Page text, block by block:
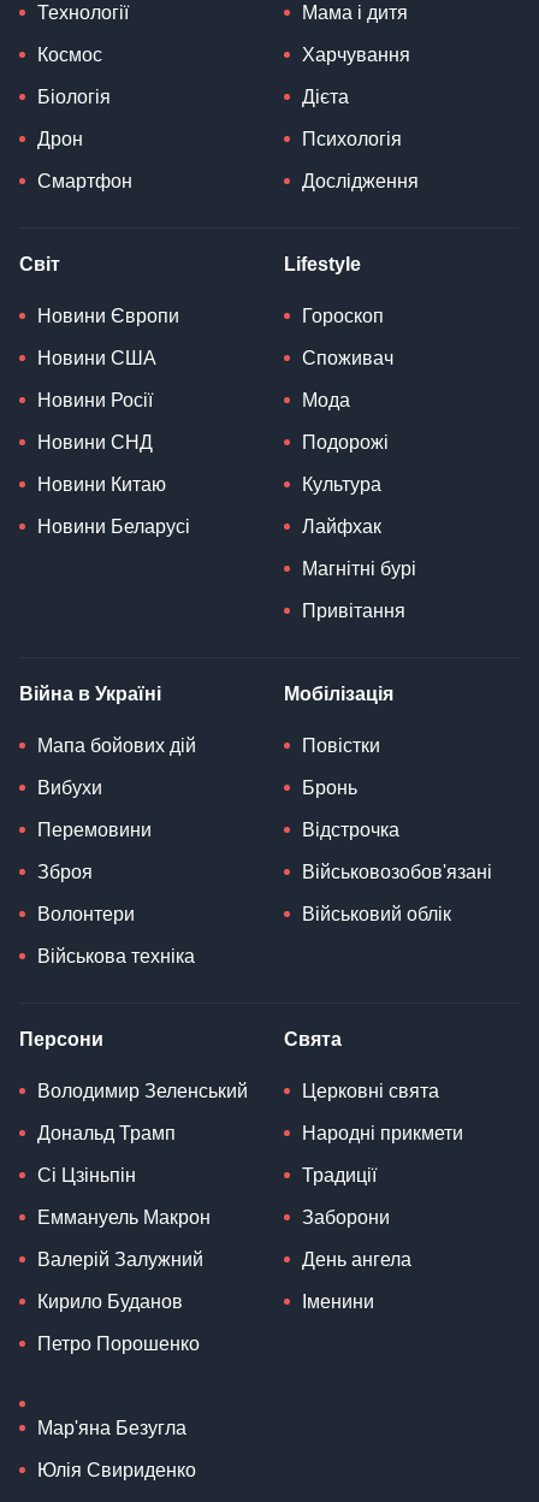
Технології
Космос
Біологія
Дрон
Смартфон
Мама і дитя
Харчування
Дієта
Психологія
Дослідження
Світ
Новини Європи
Новини США
Новини Росії
Новини СНД
Новини Китаю
Новини Беларусі
Lifestyle
Гороскоп
Споживач
Мода
Подорожі
Культура
Лайфхак
Магнітні бурі
Привітання
Війна в Україні
Мапа бойових дій
Вибухи
Перемовини
Зброя
Волонтери
Військова техніка
Мобілізація
Повістки
Бронь
Відстрочка
Військовозобов'язані
Військовий облік
Персони
Володимир Зеленський
Дональд Трамп
Сі Цзіньпін
Еммануель Макрон
Валерій Залужний
Кирило Буданов
Петро Порошенко
Мар'яна Безугла
Юлія Свириденко
Свята
Церковні свята
Народні прикмети
Традиції
Заборони
День ангела
Іменини